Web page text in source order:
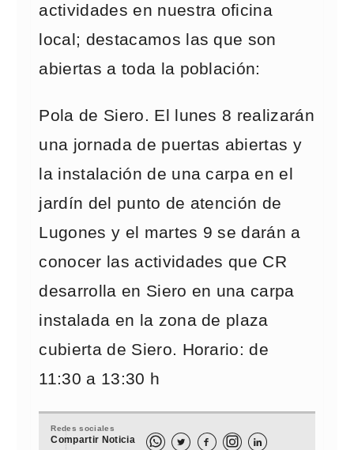
actividades en nuestra oficina
local; destacamos las que son
abiertas a toda la población:
Pola de Siero. El lunes 8 realizarán
una jornada de puertas abiertas y
la instalación de una carpa en el
jardín del punto de atención de
Lugones y el martes 9 se darán a
conocer las actividades que CR
desarrolla en Siero en una carpa
instalada en la zona de plaza
cubierta de Siero. Horario: de
11:30 a 13:30 h
Redes sociales
Compartir Noticia   